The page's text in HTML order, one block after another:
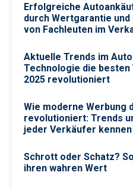
Erfolgreiche
durch Wertgarantie
von Fachleuten im
Aktuelle Trends im
Technologie die
2025 revolutioniert
Wie moderne Werbung
revolutioniert: Trends
jeder Verkäufer
Schrott oder Schatz?
ihren wahren Wert